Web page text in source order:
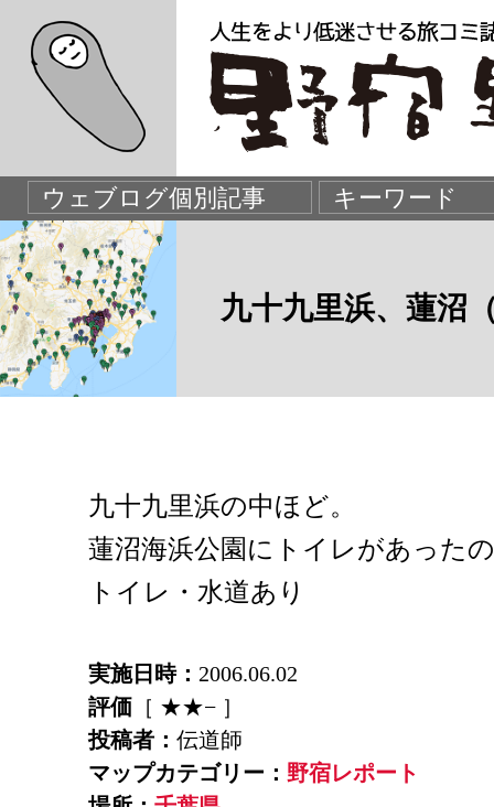
九十九里浜、蓮沼
九十九里浜の中ほど。
蓮沼海浜公園にトイレがあった
トイレ・水道あり
実施日時： 2006.06.02
評価 ［ ★★− ］
投稿者： 伝道師
マップカテゴリー： 野宿レポート